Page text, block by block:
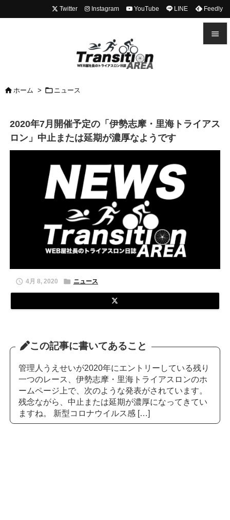

次へ
Twitter Instagram YouTube LINE Feedly
 ホーム >  ニュース
2020年7月開催予定の「伊勢志摩・里海トライアス
ロン」中止または延期が濃厚なようです
 4月 8, 2020  ニュース
この記事に書いてあること
管理人うえせいが2020年にエントリーしている残り
一つのレース、伊勢志摩・里海トライアスロンのホ
ームページ上で、次のような発表がされています。
残念ながら、中止または延期が濃厚になってきてい
ますね。 新型コロナウイルス感 […]